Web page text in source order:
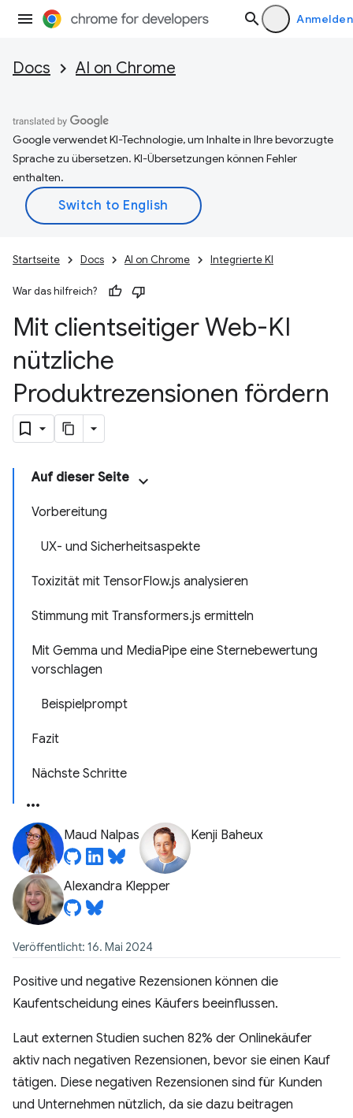
Anmelden
Docs AI on Chrome
Google verwendet KI-Technologie, um Inhalte in Ihre bevorzugte
Sprache zu übersetzen. KI-Übersetzungen können Fehler
enthalten.
Startseite Docs AI on Chrome Integrierte KI
War das hilfreich?
Mit clientseitiger Web-KI
nützliche
Produktrezensionen fördern
Auf dieser Seite
Vorbereitung
UX- und Sicherheitsaspekte
Toxizität mit TensorFlow.js analysieren
Stimmung mit Transformers.js ermitteln
Mit Gemma und MediaPipe eine Sternebewertung
vorschlagen
Beispielprompt
Fazit
Nächste Schritte
Maud Nalpas Kenji Baheux
Alexandra Klepper
Veröffentlicht: 16. Mai 2024
Positive und negative Rezensionen können die
Kaufentscheidung eines Käufers beeinflussen.
Laut externen Studien suchen 82% der Onlinekäufer
aktiv nach negativen Rezensionen, bevor sie einen Kauf
tätigen. Diese negativen Rezensionen sind für Kunden
und Unternehmen nützlich, da sie dazu beitragen